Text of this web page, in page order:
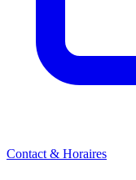
Contact & Horaires